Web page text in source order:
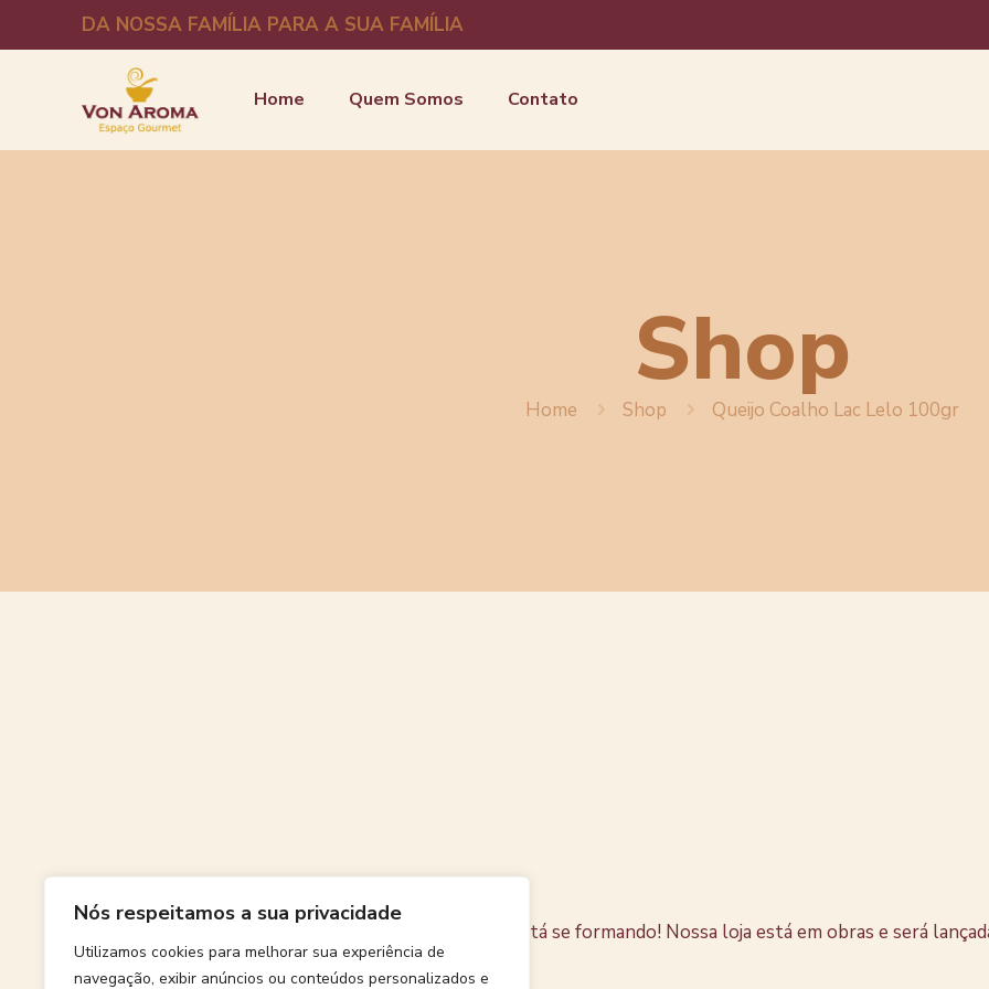
Nós respeitamos a sua privacidade
Utilizamos cookies para melhorar sua experiência de
navegação, exibir anúncios ou conteúdos personalizados e
DA NOSSA FAMÍLIA PARA A SUA FAMÍLIA
Home Quem Somos Contato
Shop
Home Shop Queijo Coalho Lac Lelo 100gr
Algo grande está se formando! Nossa loja está em obras e será